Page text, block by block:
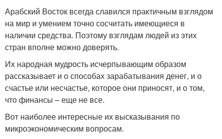
Арабский Восток всегда славился практичным взглядом
на мир и умением точно сосчитать имеющиеся в
наличии средства. Поэтому взглядам людей из этих
стран вполне можно доверять.
Их народная мудрость исчерпывающим образом
рассказывает и о способах зарабатывания денег, и о
счастье или несчастье, которое они приносят, и о том,
что финансы – еще не все.
Вот наиболее интересные их высказывания по
микроэкономическим вопросам.